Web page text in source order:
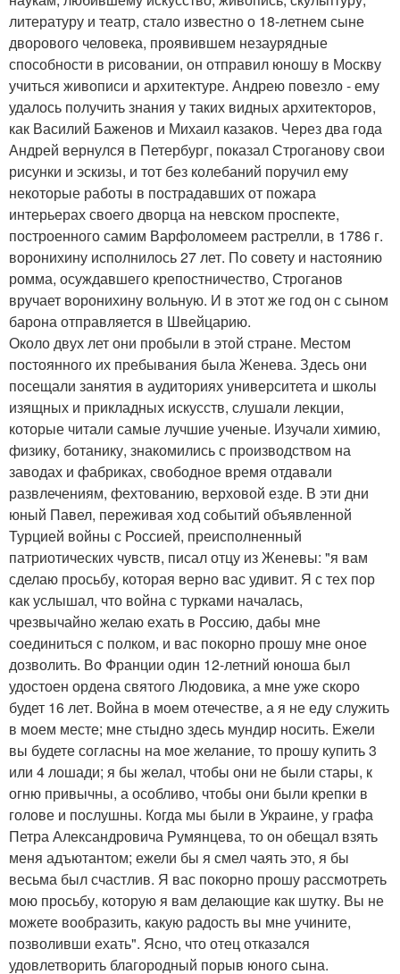
литературу и театр, стало известно о 18-летнем сыне
дворового человека, проявившем незаурядные
способности в рисовании, он отправил юношу в Москву
учиться живописи и архитектуре. Андрею повезло - ему
удалось получить знания у таких видных архитекторов,
как Василий Баженов и Михаил казаков. Через два года
Андрей вернулся в Петербург, показал Строганову свои
рисунки и эскизы, и тот без колебаний поручил ему
некоторые работы в пострадавших от пожара
интерьерах своего дворца на невском проспекте,
построенного самим Варфоломеем растрелли, в 1786 г.
воронихину исполнилось 27 лет. По совету и настоянию
ромма, осуждавшего крепостничество, Строганов
вручает воронихину вольную. И в этот же год он с сыном
барона отправляется в Швейцарию.
Около двух лет они пробыли в этой стране. Местом
постоянного их пребывания была Женева. Здесь они
посещали занятия в аудиториях университета и школы
изящных и прикладных искусств, слушали лекции,
которые читали самые лучшие ученые. Изучали химию,
физику, ботанику, знакомились с производством на
заводах и фабриках, свободное время отдавали
развлечениям, фехтованию, верховой езде. В эти дни
юный Павел, переживая ход событий объявленной
Турцией войны с Россией, преисполненный
патриотических чувств, писал отцу из Женевы: "я вам
сделаю просьбу, которая верно вас удивит. Я с тех пор
как услышал, что война с турками началась,
чрезвычайно желаю ехать в Россию, дабы мне
соединиться с полком, и вас покорно прошу мне оное
дозволить. Во Франции один 12-летний юноша был
удостоен ордена святого Людовика, а мне уже скоро
будет 16 лет. Война в моем отечестве, а я не еду служить
в моем месте; мне стыдно здесь мундир носить. Ежели
вы будете согласны на мое желание, то прошу купить 3
или 4 лошади; я бы желал, чтобы они не были стары, к
огню привычны, а особливо, чтобы они были крепки в
голове и послушны. Когда мы были в Украине, у графа
Петра Александровича Румянцева, то он обещал взять
меня адъютантом; ежели бы я смел чаять это, я бы
весьма был счастлив. Я вас покорно прошу рассмотреть
мою просьбу, которую я вам делающие как шутку. Вы не
можете вообразить, какую радость вы мне учините,
позволивши ехать". Ясно, что отец отказался
удовлетворить благородный порыв юного сына.